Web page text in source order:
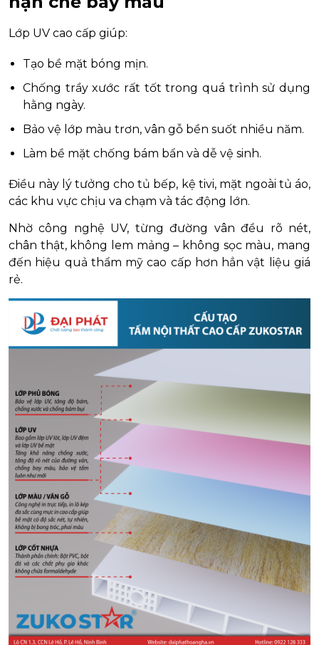
Lớp UV cao cấp giúp:
Tạo bề mặt bóng mịn.
Chống trầy xước rất tốt trong quá trình sử dụng
hằng ngày.
Bảo vệ lớp màu trơn, vân gỗ bền suốt nhiều năm.
Làm bề mặt chống bám bẩn và dễ vệ sinh.
Điều này lý tưởng cho tủ bếp, kệ tivi, mặt ngoài tủ áo,
các khu vực chịu va chạm và tác động lớn.
Nhờ công nghệ UV, từng đường vân đều rõ nét,
chân thật, không lem mảng – không sọc màu, mang
đến hiệu quả thẩm mỹ cao cấp hơn hẳn vật liệu giá
rẻ.